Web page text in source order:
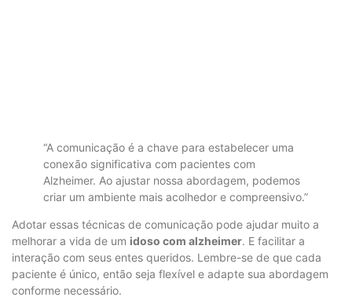
“A comunicação é a chave para estabelecer uma
conexão significativa com pacientes com
Alzheimer. Ao ajustar nossa abordagem, podemos
criar um ambiente mais acolhedor e compreensivo.”
Adotar essas técnicas de comunicação pode ajudar muito a
melhorar a vida de um idoso com alzheimer. E facilitar a
interação com seus entes queridos. Lembre-se de que cada
paciente é único, então seja flexível e adapte sua abordagem
conforme necessário.